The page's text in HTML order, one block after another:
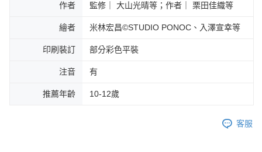
作者 監修｜ 大山光晴等；作者｜ 栗田佳織等
繪者 米林宏昌©STUDIO PONOC、入澤宣幸等
印刷裝訂 部分彩色平裝
注音 有
推薦年齡 10-12歲
客服